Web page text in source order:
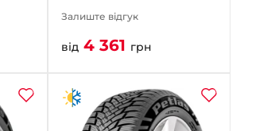
Залиште відгук
від4 361 грн